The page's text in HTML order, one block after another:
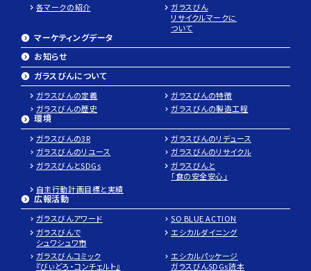
各マークの紹介
ガラスびん
リサイクルマークに
ついて
マーケティングデータ
お知らせ
ガラスびんについて
ガラスびんの定義
ガラスびんの特徴
ガラスびんの歴史
ガラスびんの製造工程
環境
ガラスびんの3R
ガラスびんのリデュース
ガラスびんのリユース
ガラスびんのリサイクル
ガラスびんとSDGs
ガラスびんと
「食の安全安心」
自主行動計画目標と実績
広報活動
ガラスびんアワード
SO BLUE ACTION
ガラスびんで
シュワシュワ市
エシカルダイニング
ガラスびんコミック
『びぃどろ・コンチェルト』
エシカルパッケージ
ガラスびんSDGs読本